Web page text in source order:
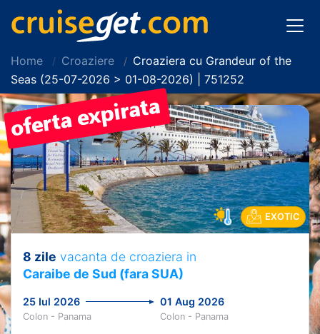
Home Croaziere
Croaziera cu Grandeur of the
Seas (25-07-2026 > 01-08-2026) | 751252
EXOTIC
8 zile vacanta de croaziera in
Caraibe de Sud (fara SUA)
25 Iul 2026 01 Aug 2026
Colon - Panama Colon - Panama